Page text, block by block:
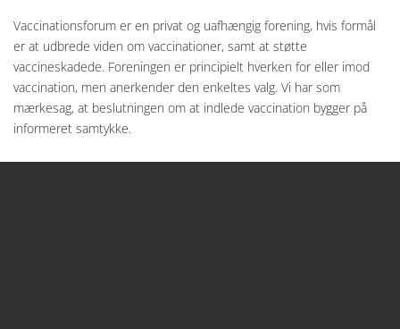
Vaccinationsforum er en privat og uafhængig forening, hvis formål
er at udbrede viden om vaccinationer, samt at støtte
vaccineskadede. Foreningen er principielt hverken for eller imod
vaccination, men anerkender den enkeltes valg. Vi har som
mærkesag, at beslutningen om at indlede vaccination bygger på
informeret samtykke.